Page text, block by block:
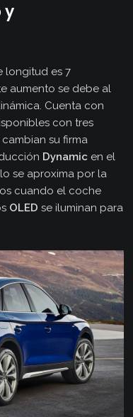
y
longitud es 7
aumento se debe al
Cuenta con
con tres
su firma
Dynamic en el
se aproxima por la
cuando el coche
OLEDse iluminan para